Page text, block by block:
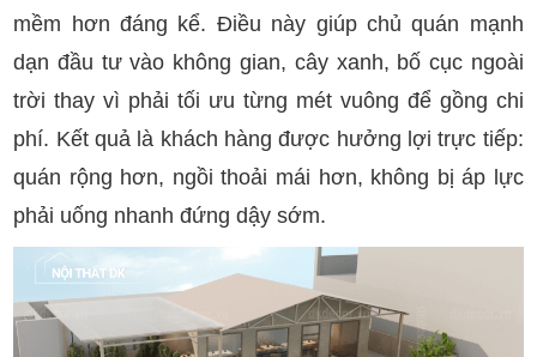
mềm hơn đáng kể. Điều này giúp chủ quán mạnh
dạn đầu tư vào không gian, cây xanh, bố cục ngoài
trời thay vì phải tối ưu từng mét vuông để gồng chi
phí. Kết quả là khách hàng được hưởng lợi trực tiếp:
quán rộng hơn, ngồi thoải mái hơn, không bị áp lực
phải uống nhanh đứng dậy sớm.